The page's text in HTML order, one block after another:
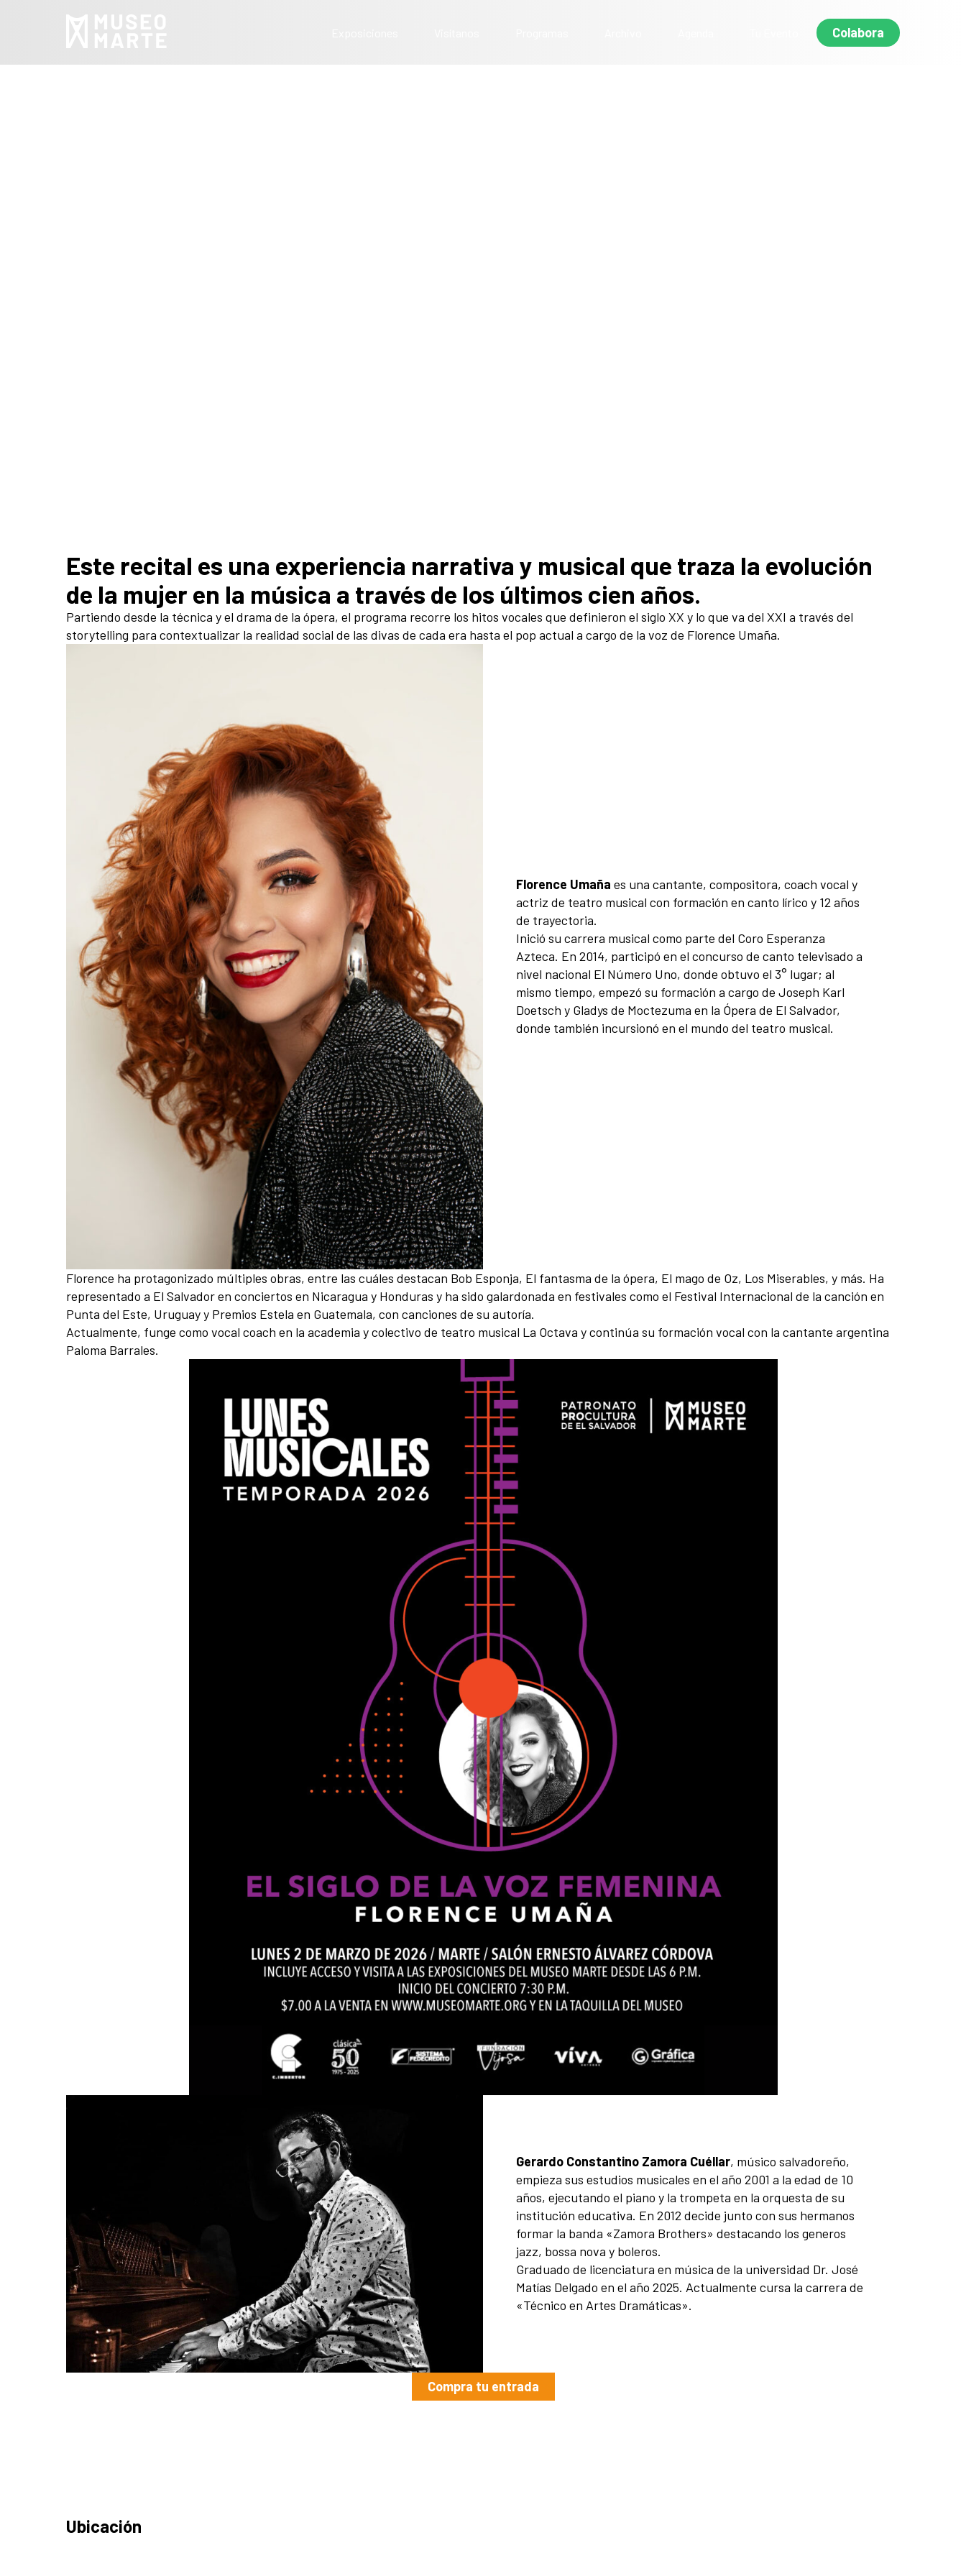
Colabora
Este recital es una experiencia narrativa y musical que traza la evolución
de la mujer en la música a través de los últimos cien años.
Partiendo desde la técnica y el drama de la ópera, el programa recorre los hitos vocales que definieron el siglo XX y lo que va del XXI a través del
storytelling para contextualizar la realidad social de las divas de cada era hasta el pop actual a cargo de la voz de Florence Umaña.
Florence Umañaes una cantante, compositora, coach vocal y
actriz de teatro musical con formación en canto lírico y 12 años
de trayectoria.
Inició su carrera musical como parte del Coro Esperanza
Azteca. En 2014, participó en el concurso de canto televisado a
nivel nacional El Número Uno, donde obtuvo el 3° lugar; al
mismo tiempo, empezó su formación a cargo de Joseph Karl
Doetsch y Gladys de Moctezuma en la Ópera de El Salvador,
donde también incursionó en el mundo del teatro musical.
Florence ha protagonizado múltiples obras, entre las cuáles destacan Bob Esponja, El fantasma de la ópera, El mago de Oz, Los Miserables, y más. Ha
representado a El Salvador en conciertos en Nicaragua y Honduras y ha sido galardonada en festivales como el Festival Internacional de la canción en
Punta del Este, Uruguay y Premios Estela en Guatemala, con canciones de su autoría.
Actualmente, funge como vocal coach en la academia y colectivo de teatro musical La Octava y continúa su formación vocal con la cantante argentina
Paloma Barrales.
Gerardo Constantino Zamora Cuéllar, músico salvadoreño,
empieza sus estudios musicales en el año 2001 a la edad de 10
años, ejecutando el piano y la trompeta en la orquesta de su
institución educativa. En 2012 decide junto con sus hermanos
formar la banda «Zamora Brothers» destacando los generos
jazz, bossa nova y boleros.
Graduado de licenciatura en música de la universidad Dr. José
Matías Delgado en el año 2025. Actualmente cursa la carrera de
«Técnico en Artes Dramáticas».
Compra tu entrada
Ubicación